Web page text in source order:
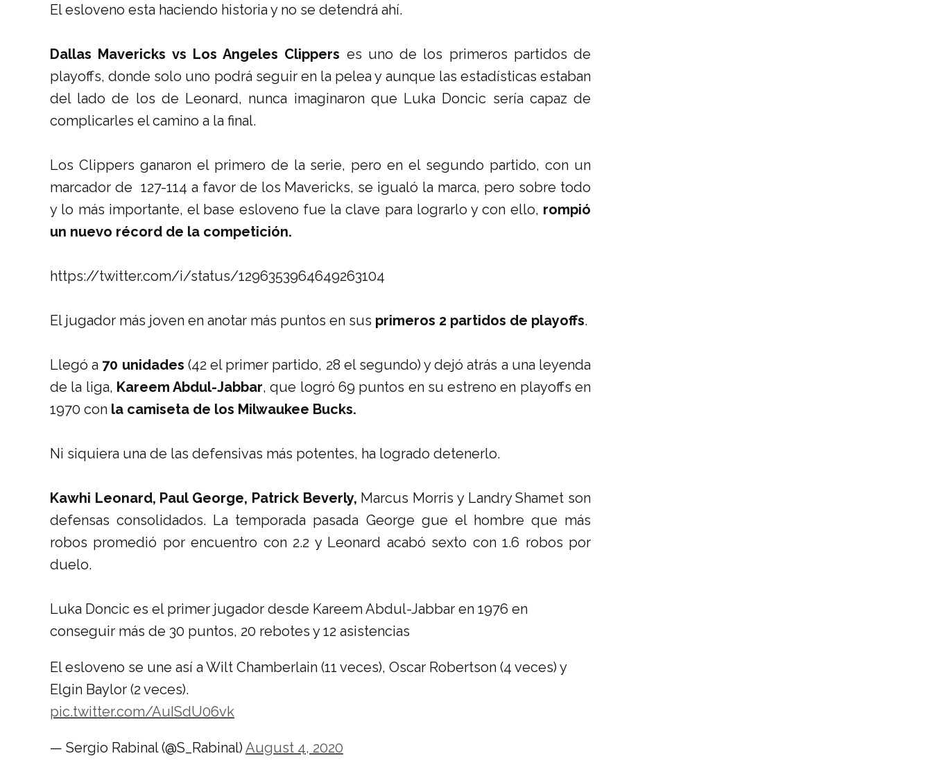
El esloveno esta haciendo historia y no se detendrá ahí.
Dallas Mavericks vs Los Angeles Clippers es uno de los primeros partidos de
playoffs, donde solo uno podrá seguir en la pelea y aunque las estadísticas estaban
del lado de los de Leonard, nunca imaginaron que Luka Doncic sería capaz de
complicarles el camino a la final.
Los Clippers ganaron el primero de la serie, pero en el segundo partido, con un
marcador de 127-114 a favor de los Mavericks, se igualó la marca, pero sobre todo
y lo más importante, el base esloveno fue la clave para lograrlo y con ello, rompió
un nuevo récord de la competición.
https://twitter.com/i/status/1296353964649263104
El jugador más joven en anotar más puntos en sus primeros 2 partidos de playoffs.
Llegó a 70 unidades (42 el primer partido, 28 el segundo) y dejó atrás a una leyenda
de la liga, Kareem Abdul-Jabbar, que logró 69 puntos en su estreno en playoffs en
1970 con la camiseta de los Milwaukee Bucks.
Ni siquiera una de las defensivas más potentes, ha logrado detenerlo.
Kawhi Leonard, Paul George, Patrick Beverly, Marcus Morris y Landry Shamet son
defensas consolidados. La temporada pasada George gue el hombre que más
robos promedió por encuentro con 2.2 y Leonard acabó sexto con 1.6 robos por
duelo.
Luka Doncic es el primer jugador desde Kareem Abdul-Jabbar en 1976 en
conseguir más de 30 puntos, 20 rebotes y 12 asistencias
El esloveno se une así a Wilt Chamberlain (11 veces), Oscar Robertson (4 veces) y
Elgin Baylor (2 veces).
pic.twitter.com/AuISdU06vk
— Sergio Rabinal (@S_Rabinal) August 4, 2020